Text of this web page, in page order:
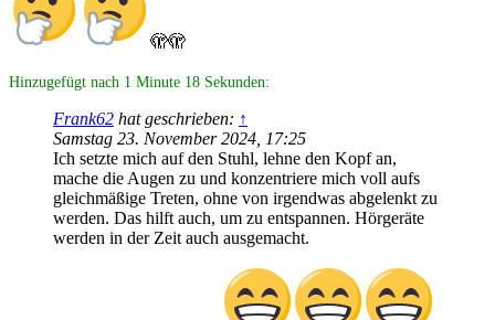
🫣🫣
Hinzugefügt nach 1 Minute 18 Sekunden:
Frank62 hat geschrieben: ↑
Samstag 23. November 2024, 17:25
Ich setzte mich auf den Stuhl, lehne den Kopf an,
mache die Augen zu und konzentriere mich voll aufs
gleichmäßige Treten, ohne von irgendwas abgelenkt zu
werden. Das hilft auch, um zu entspannen. Hörgeräte
werden in der Zeit auch ausgemacht.